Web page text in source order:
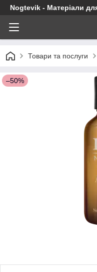
Nogtevik - Матеріали
Товари та послуги
–50%